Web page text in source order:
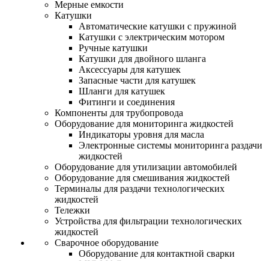
Мерные емкости
Катушки
Автоматические катушки с пружиной
Катушки с электрическим мотором
Ручные катушки
Катушки для двойного шланга
Аксессуары для катушек
Запасные части для катушек
Шланги для катушек
Фитинги и соединения
Компоненты для трубопровода
Оборудование для мониторинга жидкостей
Индикаторы уровня для масла
Электронные системы мониторинга раздачи
жидкостей
Оборудование для утилизации автомобилей
Оборудование для смешивания жидкостей
Терминалы для раздачи технологических
жидкостей
Тележки
Устройства для фильтрации технологических
жидкостей
Сварочное оборудование
Оборудование для контактной сварки